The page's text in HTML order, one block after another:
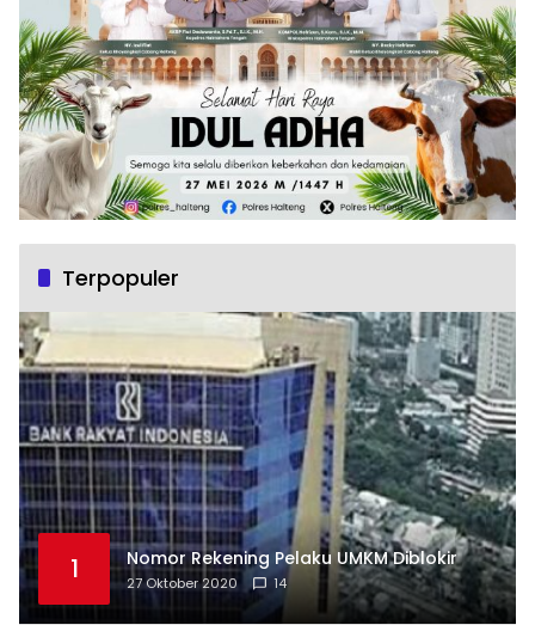
Terpopuler
1 Nomor Rekening Pelaku UMKM Diblokir
27 Oktober 2020 14